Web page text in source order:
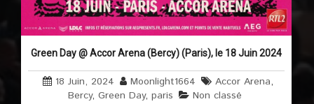
Green Day @ Accor Arena (Bercy) (Paris), le 18 Juin 2024
18 Juin, 2024 Moonlight1664 Accor Arena,
Bercy,Green Day,paris Non classé